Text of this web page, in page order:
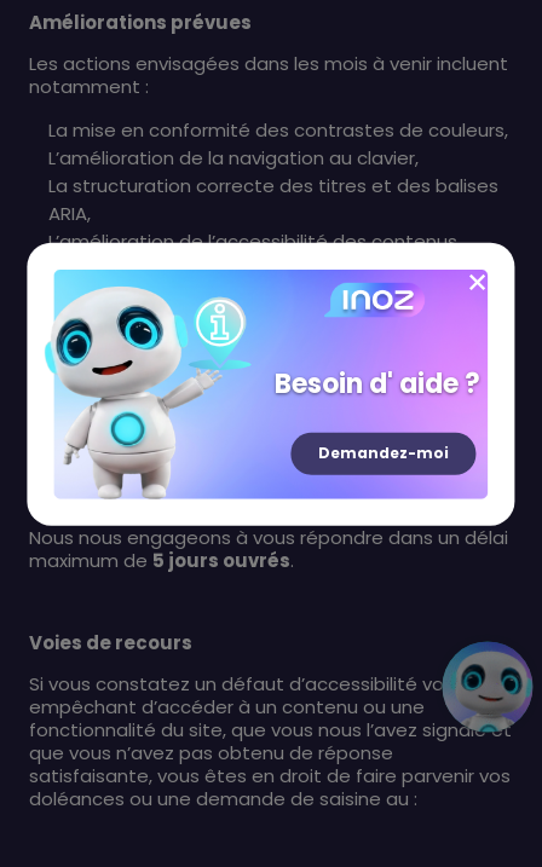
Améliorations prévues
Les actions envisagées dans les mois à venir incluent
notamment :
La mise en conformité des contrastes de couleurs,
L’amélioration de la navigation au clavier,
La structuration correcte des titres et des balises
ARIA,
L’amélioration de l’accessibilité des contenus
multimédias (vidéos sous-titrées, alternatives
textuelles...).
Droit à compensation
Conformément àl'article 11 de la loi du 6 janvier
1978et àl'article 47 de la loi de 2005, toute
personne rencontrant une difficulté d’accès à un
contenu peut solliciter une
alternative accessible
en nous contactant via leFormulaire de contact
Nous nous engageons à vous répondre dans un délai
maximum de 5 jours ouvrés.
Voies de recours
Si vous constatez un défaut d’accessibilité vous
empêchant d’accéder à un contenu ou une
fonctionnalité du site, que vous nous l’avez signalé et
que vous n’avez pas obtenu de réponse
satisfaisante, vous êtes en droit de faire parvenir vos
doléances ou une demande de saisine au :
Besoin d' aide ?
Demandez-moi